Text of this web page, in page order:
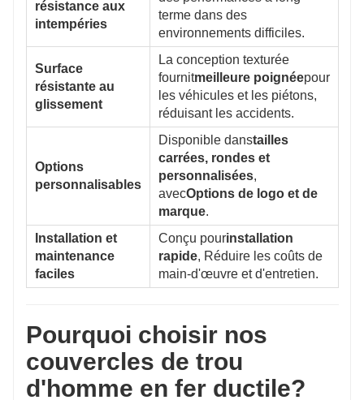
résistance aux
intempéries
terme dans des
environnements difficiles.
Surface
résistante au
glissement
La conception texturée
fournitmeilleure poignéepour
les véhicules et les piétons,
réduisant les accidents.
Options
personnalisables
Disponible danstailles
carrées, rondes et
personnalisées,
avecOptions de logo et de
marque.
Installation et
maintenance
faciles
Conçu pourinstallation
rapide, Réduire les coûts de
main-d'œuvre et d'entretien.
Pourquoi choisir nos
couvercles de trou
d'homme en fer ductile?